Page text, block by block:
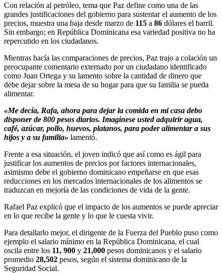
Con relación al petróleo, tema que Paz define como una de las
grandes justificaciones del gobierno para sustentar el aumento de los
precios, muestra una baja desde marzo de 115 a 86 dólares el barril.
Sin embargo; en República Dominicana esa variedad positiva no ha
repercutido en los ciudadanos.
Mientras hacía las comparaciones de precios, Paz trajo a colación un
preocupante comentario externado por un ciudadano identificado
como Juan Ortega y su lamento sobre la cantidad de dinero que
debe dejar sobre la mesa de su hogar para que su familia se pueda
alimentar.
«Me decía, Rafa, ahora para dejar la comida en mi casa debo
disponer de 800 pesos diarios. Imagínese usted adquirir agua,
café, azúcar, pollo, huevos, platanos, para poder alimentar a sus
hijos y a su familia» lamentó.
Frente a esa situación, el joven indicó que así como es ágil para
justificar los aumentos de precios por factores internacionales,
asimismo debe el gobierno dominicano empeñarse en que esas
reducciones en los mercados internacionales de los alimentos se
traduzcan en mejoría de las condiciones de vida de la gente.
Rafael Paz explicó que el impacto de los aumentos se puede apreciar
en lo que recibe la gente y lo que le cuesta vivir.
Para detallarlo mejor, el dirigente de la Fuerza del Pueblo puso como
ejemplo el salario mínimo en la República Dominicana, el cual
oscila entre los 11, 900 y 21,000 pesos dominicanos y el salario
promedio 28,502 pesos, según el sistema dominicano de la
Seguridad Social.